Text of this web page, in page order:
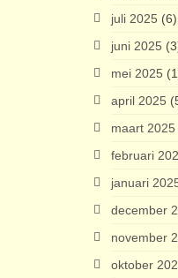
juli 2025 (6)
juni 2025
mei 2025
april 2025
maart 2025
februari
januari
december
november
oktober